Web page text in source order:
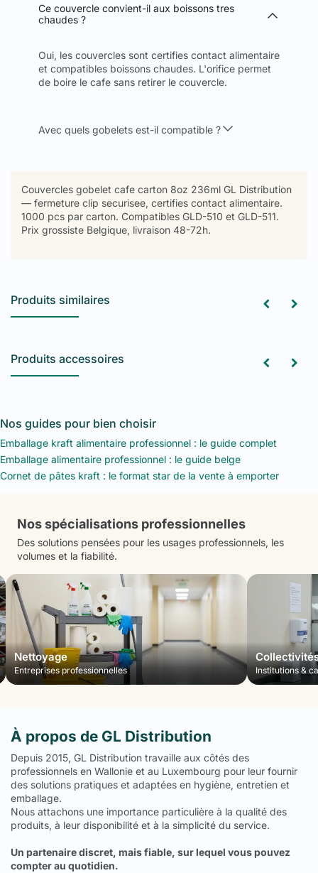
Ce couvercle convient-il aux boissons tres
chaudes ?
Oui, les couvercles sont certifies contact alimentaire
et compatibles boissons chaudes. L'orifice permet
de boire le cafe sans retirer le couvercle.
Avec quels gobelets est-il compatible ?
Couvercles gobelet cafe carton 8oz 236ml GL Distribution
— fermeture clip securisee, certifies contact alimentaire.
1000 pcs par carton. Compatibles GLD-510 et GLD-511.
Prix grossiste Belgique, livraison 48-72h.
Produits similaires
Produits accessoires
Nos guides pour bien choisir
Emballage kraft alimentaire professionnel : le guide complet
Emballage alimentaire professionnel : le guide belge
Cornet de pâtes kraft : le format star de la vente à emporter
Nos spécialisations professionnelles
Des solutions pensées pour les usages professionnels, les
volumes et la fiabilité.
Nettoyage
Entreprises professionnelles Institutions &
À propos de GL Distribution
Depuis 2015, GL Distribution travaille aux côtés des
professionnels en Wallonie et au Luxembourg pour leur fournir
des solutions pratiques et adaptées en hygiène, entretien et
emballage.
Nous attachons une importance particulière à la qualité des
produits, à leur disponibilité et à la simplicité du service.
Un partenaire discret, mais fiable, sur lequel vous pouvez
compter au quotidien.